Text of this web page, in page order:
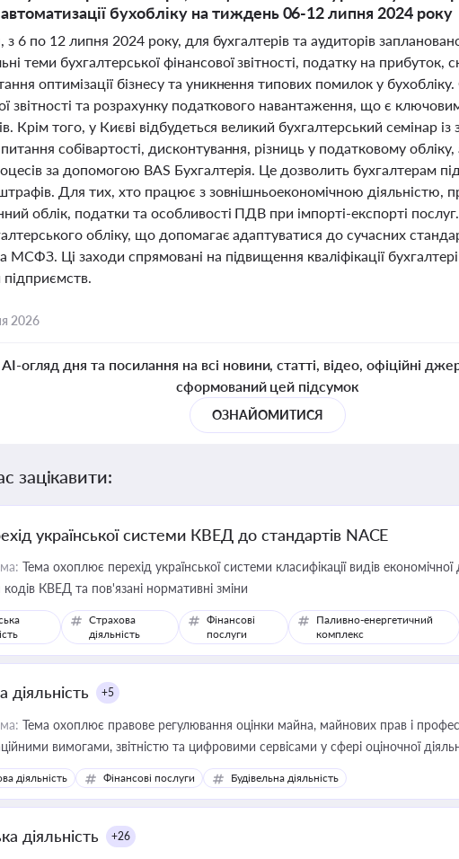
бухобліку на тиждень 06-12 липня 2024 року
6 по 12 липня 2024 року, для бухгалтерів та аудиторів
теми бухгалтерської фінансової звітності, податку на прибуток,
оптимізації бізнесу та уникнення типових помилок у
звітності та розрахунку податкового навантаження, що є
Крім того, у Києві відбудеться великий бухгалтерський семінар
собівартості, дисконтування, різниць у податковому
за допомогою BAS Бухгалтерія. Це дозволить бухгалтерам
Для тих, хто працює з зовнішньоекономічною діяльністю,
облік, податки та особливості ПДВ при імпорті-експорті
обліку, що допомагає адаптуватися до сучасних
Ці заходи спрямовані на підвищення кваліфікації
підприємств.
2026
огляд дня та посилання на всі новини, статті, відео, офіційні
сформований цей підсумок
ОЗНАЙОМИТИСЯ
зацікавити:
української системи КВЕД до стандартів NACE
Тема охоплює перехід української системи класифікації видів
КВЕД та пов'язані нормативні зміни
Страхова
діяльність
Фінансові
послуги
Паливно-енергетичний
комплекс
діяльність +5
Тема охоплює правове регулювання оцінки майна, майнових прав і
вимогами, звітністю та цифровими сервісами у сфері оціночної
у цій сфері корисне для власника бізнесу, керівника, юриста або
оренди державного майна, корпоративних угод і перевірки статусу
діяльність Фінансові послуги Будівельна діяльність
діяльність +26